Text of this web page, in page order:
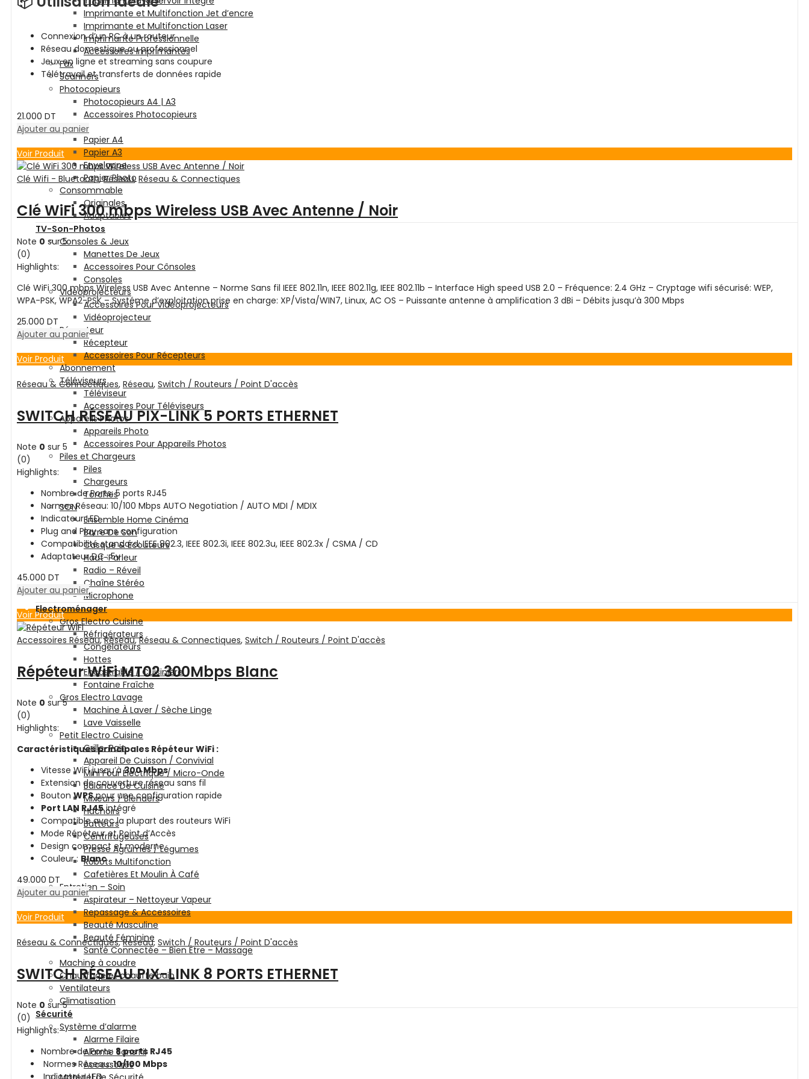
Imprimante et Multifonction Jet d’encre
Imprimante et Multifonction Laser
Imprimante Professionnelle
Accessoires Imprimantes
Fax
Scanners
Photocopieurs
Photocopieurs A4 | A3
Accessoires Photocopieurs
Papier
Papier A4
Papier A3
Enveloppe
Papier Photo
Consommable
Originales
Adaptables
TV-Son-Photos
Consoles & Jeux
Manettes De Jeux
Accessoires Pour Cônsoles
Consoles
Vidéoprojecteurs
Accessoires Pour Vidéoprojecteurs
Vidéoprojecteur
Récepteur
Récepteur
Accessoires Pour Récepteurs
Abonnement
Téléviseurs
Téléviseur
Accessoires Pour Téléviseurs
Appareils Photos
Appareils Photo
Accessoires Pour Appareils Photos
Piles et Chargeurs
Piles
Chargeurs
Torches
SON
Ensemble Home Cinéma
Barre De Son
Casque & Écouteurs
Haut-Parleur
Radio – Réveil
Chaîne Stéréo
Microphone
Electroménager
Gros Electro Cuisine
Réfrigérateurs
Congélateurs
Hottes
Encastrable / Cuisinière
Fontaine Fraîche
Gros Electro Lavage
Machine À Laver / Sèche Linge
Lave Vaisselle
Petit Electro Cuisine
Grille-Pain
Appareil De Cuisson / Convivial
Mini Four Électrique / Micro-Onde
Balance De Cuisine
Mixeurs / Blenders
Hachoirs
Batteurs
Centrifugeuses
Presse Agrumes / Légumes
Robots Multifonction
Cafetières Et Moulin À Café
Entretien – Soin
Aspirateur – Nettoyeur Vapeur
Repassage & Accessoires
Beauté Masculine
Beauté Féminine
Santé Connectée – Bien Être – Massage
Machine à coudre
Chauffage et chauffe bain
Ventilateurs
Climatisation
Sécurité
Système d’alarme
Alarme Filaire
Alarme Sans Fil
Accessoires
Connexion d’un PC à un routeur
Réseau domestique ou professionnel
Jeux en ligne et streaming sans coupure
Télétravail et transferts de données rapide
21.000 DT
Ajouter au panier
Voir Produit
Clé Wifi - Bluetooth,Réseau,Réseau & Connectiques
Clé WiFi 300 mbps Wireless USB Avec Antenne / Noir
Note 0 sur 5
(0)
Highlights:
Clé WiFi 300 mbps Wireless USB Avec Antenne – Norme Sans fil IEEE 802.11n, IEEE 802.11g, IEEE 802.11b – Interface High speed USB 2.0 – Fréquence: 2.4 GHz – Cryptage wifi sécurisé: WEP,
WPA-PSK, WPA2-PSK – Systéme d’exploitation prise en charge: XP/Vista/WIN7, Linux, AC OS – Puissante antenne à amplification 3 dBi – Débits jusqu’à 300 Mbps
25.000 DT
Ajouter au panier
Voir Produit
Réseau & Connectiques, Réseau, Switch / Routeurs / Point D'accès
SWITCH RÉSEAU PIX-LINK 5 PORTS ETHERNET
Note 0 sur 5
(0)
Highlights:
Nombre de Ports: 5 ports RJ45
Normes Réseau: 10/100 Mbps AUTO Negotiation / AUTO MDI / MDIX
Indicateur LED
Plug and Play sans configuration
Compatibilité standard: IEEE 802.3, IEEE 802.3i, IEEE 802.3u, IEEE 802.3x / CSMA / CD
Adaptateur DC : 5v
45.000 DT
Ajouter au panier
Voir Produit
Accessoires Réseau,Réseau,Réseau & Connectiques, Switch / Routeurs / Point D'accès
Répéteur WiFi MT02 300Mbps Blanc
Note 0 sur 5
(0)
Highlights:
Caractéristiques principales Répéteur WiFi :
Vitesse WiFi jusqu’à300 Mbps
Extension de couverture réseau sans fil
Bouton WPSpour une configuration rapide
Port LAN RJ45intégré
Compatible avec la plupart des routeurs WiFi
Mode Répéteur et Point d’Accès
Design compact et moderne
Couleur : Blanc
49.000 DT
Ajouter au panier
Voir Produit
Réseau & Connectiques,Réseau, Switch / Routeurs / Point D'accès
SWITCH RÉSEAU PIX-LINK 8 PORTS ETHERNET
Note 0 sur 5
(0)
Highlights:
Nombre de Ports: 8 ports RJ45
Normes Réseau:10/100 Mbps
Indicateur LED